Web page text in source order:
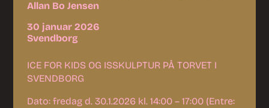
Allan Bo Jensen
30 januar 2026
Svendborg
ICE FOR KIDS OG ISSKULPTUR PÅ TORVET I
SVENDBORG
Dato: fredag d. 30.1.2026 kl. 14:00 – 17:00 (Entre: